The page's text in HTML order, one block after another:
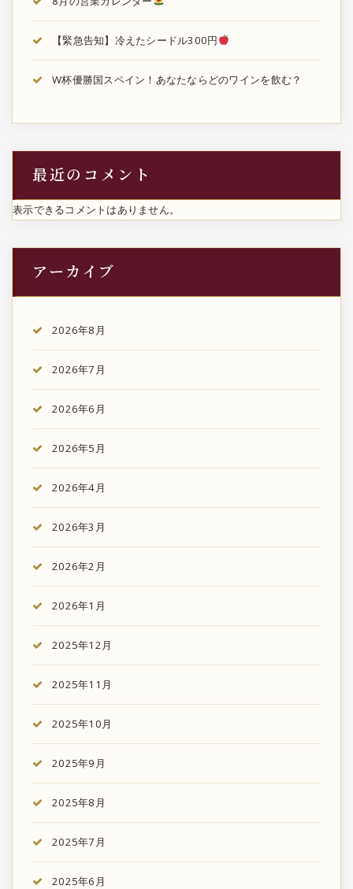
【緊急告知】冷えたシードル300円
W杯優勝国スペイン！あなたならどのワインを飲む？
最近のコメント
表示できるコメントはありません。
アーカイブ
2026年8月
2026年7月
2026年6月
2026年5月
2026年4月
2026年3月
2026年2月
2026年1月
2025年12月
2025年11月
2025年10月
2025年9月
2025年8月
2025年7月
2025年6月